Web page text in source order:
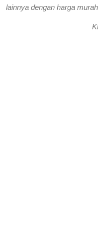
lainnya dengan harga